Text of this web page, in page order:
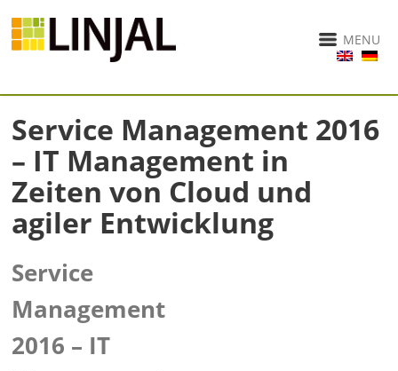
MENU
Service Management 2016
– IT Management in
Zeiten von Cloud und
agiler Entwicklung
Service
Management
2016 – IT